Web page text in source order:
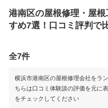
港南区の屋根修理・屋
すめ7選！口コミ評判で
全7件
横浜市港南区の屋根修理会社をラ
ちらは口コミ体験談の評価を元に
をチェックしてください